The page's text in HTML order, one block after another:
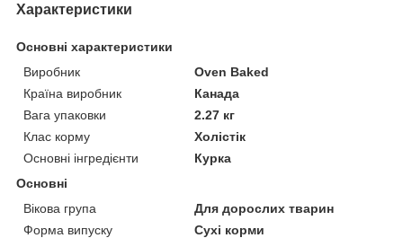
Характеристики
Основні характеристики
Виробник
Oven Baked
Країна виробник
Канада
Вага упаковки
2.27 кг
Клас корму
Холістік
Основні інгредієнти
Курка
Основні
Вікова група
Для дорослих тварин
Форма випуску
Сухі корми